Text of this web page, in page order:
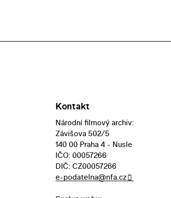
Kontakt
Národní filmový archiv:
Závišova 502/5
140 00 Praha 4 - Nusle
IČO: 00057266
DIČ: CZ00057266
e-podatelna@nfa.cz